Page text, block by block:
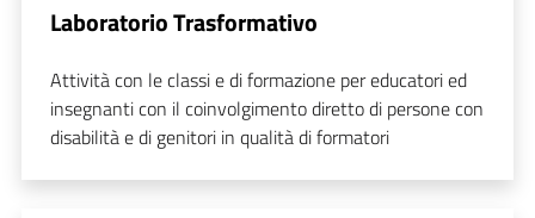
Laboratorio Trasformativo
Attività con le classi e di formazione per educatori ed
insegnanti con il coinvolgimento diretto di persone con
disabilità e di genitori in qualità di formatori